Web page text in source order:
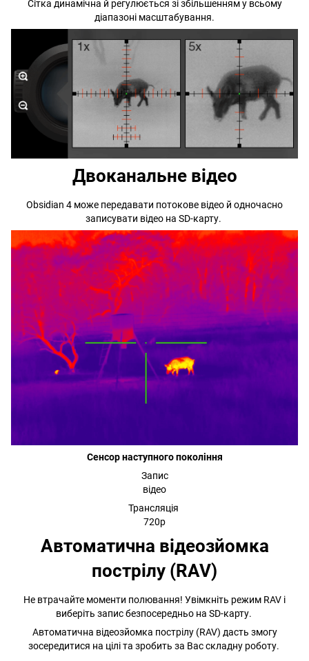
Сітка динамічна й регулюється зі збільшенням у всьому
діапазоні масштабування.
Двоканальне відео
Obsidian 4 може передавати потокове відео й одночасно
записувати відео на SD-карту.
Сенсор наступного покоління
Запис
відео
Трансляція
720р
Автоматична відеозйомка
пострілу (RAV)
Не втрачайте моменти полювання! Увімкніть режим RAV і
виберіть запис безпосередньо на SD-карту.
Автоматична відеозйомка пострілу (RAV) дасть змогу
зосередитися на цілі та зробить за Вас складну роботу.